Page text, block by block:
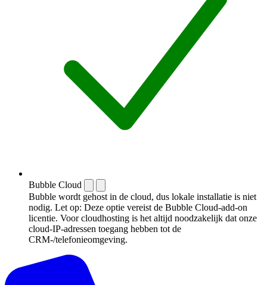
Bubble Cloud
Bubble wordt gehost in de cloud, dus lokale installatie is niet
nodig. Let op: Deze optie vereist de Bubble Cloud-add-on
licentie. Voor cloudhosting is het altijd noodzakelijk dat onze
cloud-IP-adressen toegang hebben tot de
CRM-/telefonieomgeving.